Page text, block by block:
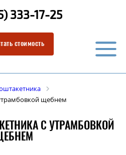
333-17-25
стоимость
щебнем
С УТРАМБОВКОЙ